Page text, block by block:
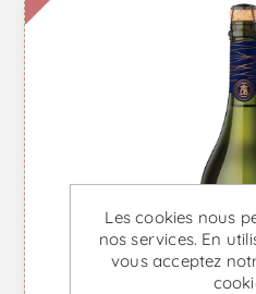
Les cookies nous
nos services. En
vous acceptez